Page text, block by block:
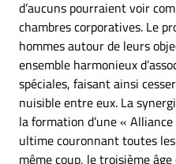
d’aucuns pourraient voir
chambres corporatives. Le
hommes autour de leurs
ensemble harmonieux
spéciales, faisant ainsi
nuisible entre eux. La
la formation d’une «
ultime couronnant toutes
même coup, le troisième